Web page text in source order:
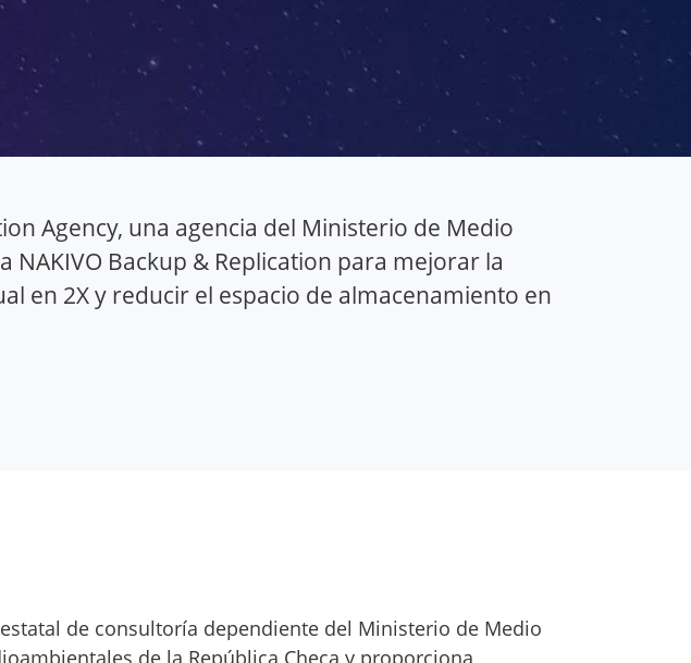
Agency, una agencia del Ministerio de Medio
NAKIVO Backup & Replication para mejorar la
en 2X y reducir el espacio de almacenamiento en
de consultoría dependiente del Ministerio de Medio
de la República Checa y proporciona